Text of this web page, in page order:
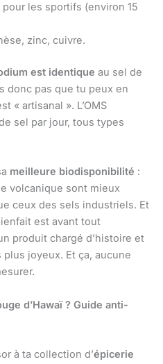
les sportifs (environ 15
zinc, cuivre.
est identique au sel de
donc pas que tu peux en
« artisanal ». L’OMS
sel par jour, tous types
meilleure biodisponibilité :
volcanique sont mieux
ceux des sels industriels. Et
est avant tout
produit chargé d’histoire et
joyeux. Et ça, aucune
d’Hawaï ? Guide anti-
à ta collection d’épicerie